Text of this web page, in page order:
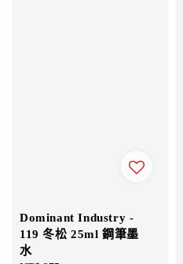
Dominant Industry -
119 冬松 25ml 鋼筆墨
水